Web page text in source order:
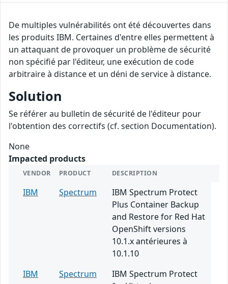
De multiples vulnérabilités ont été découvertes dans
les produits IBM. Certaines d'entre elles permettent à
un attaquant de provoquer un problème de sécurité
non spécifié par l'éditeur, une exécution de code
arbitraire à distance et un déni de service à distance.
Solution
Se référer au bulletin de sécurité de l'éditeur pour
l'obtention des correctifs (cf. section Documentation).
None
Impacted products
VENDOR PRODUCT DESCRIPTION
IBM Spectrum
IBM Spectrum Protect
Plus Container Backup
and Restore for Red Hat
OpenShift versions
10.1.x antérieures à
10.1.10
IBM
Spectrum
IBM Spectrum Protect